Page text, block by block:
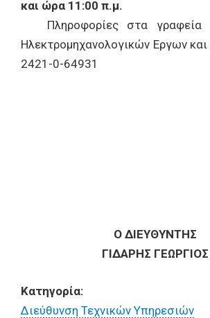
και ώρα 11:00 π.μ.
Πληροφορίες στα γραφεία
Ηλεκτρομηχανολογικών Εργων
2421-0-64931
Ο ΔΙΕΥΘΥΝΤΗΣ
ΓΙΔΑΡΗΣ ΓΕΩΡΓΙΟΣ
Κατηγορία:
Διεύθυνση Τεχνικών Υπηρεσιών